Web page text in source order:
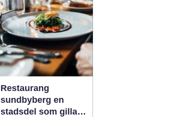
Restaurang
sundbyberg en
stadsdel som gillar